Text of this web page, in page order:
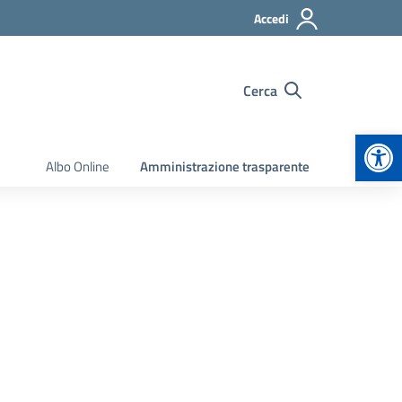
Accedi
Cerca
Albo Online Amministrazione trasparente